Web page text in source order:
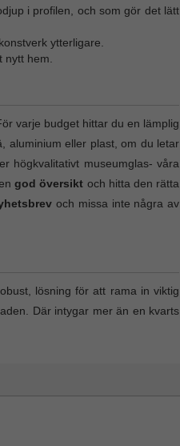
i profilen, och som gör det lätt
ytterligare.
hem.
varje budget hittar du en lämplig
aluminium eller plast, om du letar
högkvalitativt museumglas- våra
god översikt och hitta den rätta
och missa inte några av
lösning för att rama in viktig
Där intygar mer än en kvarts